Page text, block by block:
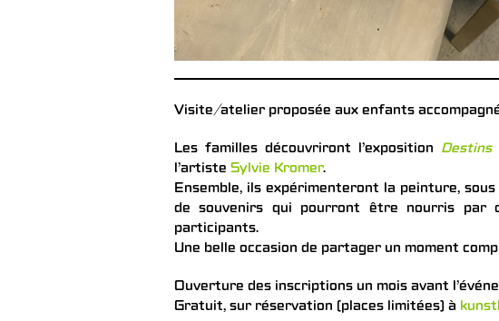
Visite/atelier proposée aux enfants
Les familles découvriront l’exposition Destins
l’artiste Sylvie Kromer.
Ensemble, ils expérimenteront la peinture,
de souvenirs qui pourront être nourris par
participants.
Une belle occasion de partager un moment
Ouverture des inscriptions un mois avant
Gratuit, sur réservation (places limitées) à